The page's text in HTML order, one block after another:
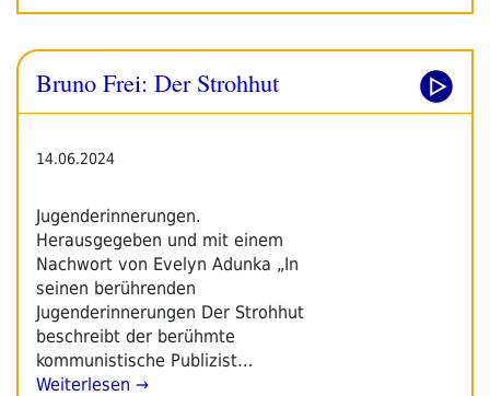
Bruno Frei: Der Strohhut
14.06.2024
Jugenderinnerungen.
Herausgegeben und mit einem
Nachwort von Evelyn Adunka „In
seinen berührenden
Jugenderinnerungen Der Strohhut
beschreibt der berühmte
kommunistische Publizist…
Weiterlesen →